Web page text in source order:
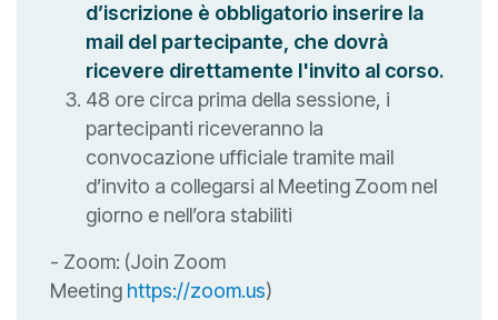
d’iscrizione è obbligatorio inserire la
mail del partecipante, che dovrà
ricevere direttamente l'invito al corso.
48 ore circa prima della sessione, i
partecipanti riceveranno la
convocazione ufficiale tramite mail
d’invito a collegarsi al Meeting Zoom nel
giorno e nell’ora stabiliti
- Zoom: (Join Zoom
Meeting https://zoom.us)